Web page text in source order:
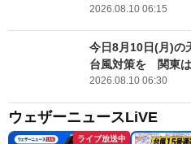
2026.08.10 06:15
今日8月10日(月)
台風対策を 関東
2026.08.10 06:30
ウェザーニュースLiVE
ライブ放送中